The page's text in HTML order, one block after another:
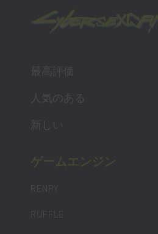
最高評価
人気のある
新しい